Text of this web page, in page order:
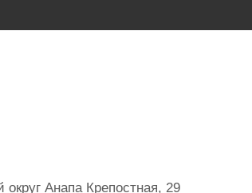
округ Анапа Крепостная, 29